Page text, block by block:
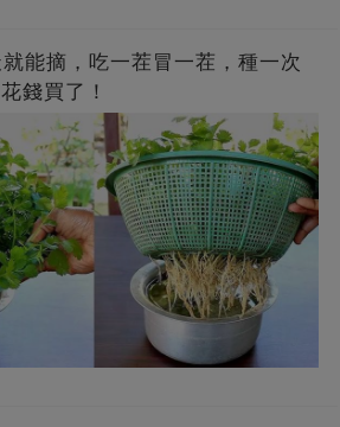
能摘，吃一茬冒一茬，種一次
錢買了！